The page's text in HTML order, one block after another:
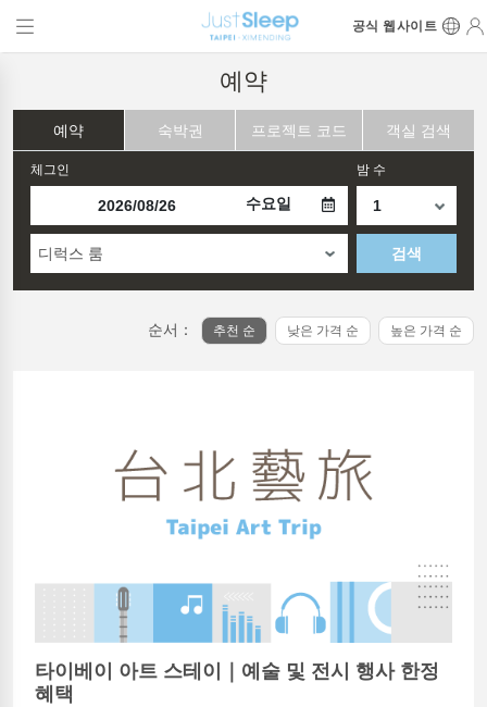
공식 웹사이트
예약
예약 숙박권 프로젝트 코드 객실 검색
체그인
수요일
밤 수
디럭스 룸 검색
순서： 추천 순 낮은 가격 순 높은 가격 순
타이베이 아트 스테이｜예술 및 전시 행사 한정
혜택